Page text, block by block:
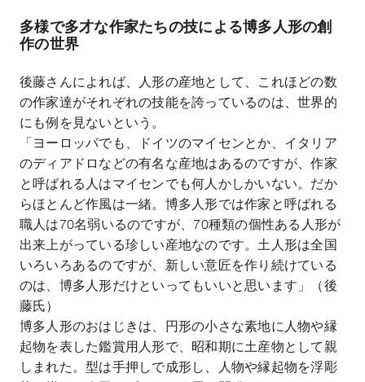
多様で多才な作家たちの技による博多人形の創
作の世界
後藤さんによれば、人形の産地として、これほどの数
の作家達がそれぞれの技能を誇っているのは、世界的
にも例を見ないという。
「ヨーロッパでも、ドイツのマイセンとか、イタリア
のディアドロなどの有名な産地はあるのですが、作家
と呼ばれる人はマイセンでも何人かしかいない。だか
らほとんど作風は一緒。博多人形では作家と呼ばれる
職人は 70名弱いるのですが、 70種類の個性ある人形が
出来上がっている珍しい産地なのです。土人形は全国
いろいろあるのですが、新しい意匠を作り続けている
のは、博多人形だけといってもいいと思います」（後
藤氏）
博多人形のおはじきは、円形の小さな素地に人物や縁
起物を表した鑑賞用人形で、昭和期に土産物として親
しまれた。型は手押しで成形し、人物や縁起物を浮彫